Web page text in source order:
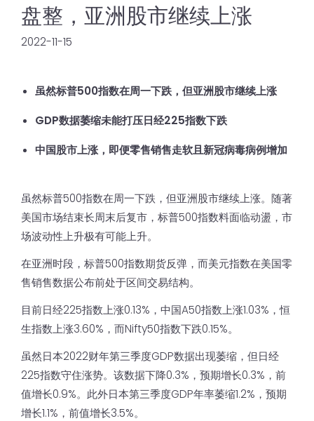
盘整，亚洲股市继续上涨
2022-11-15
虽然标普500指数在周一下跌，但亚洲股市继续上涨
GDP数据萎缩未能打压日经225指数下跌
中国股市上涨，即便零售销售走软且新冠病毒病例增加
虽然标普500指数在周一下跌，但亚洲股市继续上涨。随著
美国市场结束长周末后复市，标普500指数料面临动盪，市
场波动性上升极有可能上升。
在亚洲时段，标普500指数期货反弹，而美元指数在美国零
售销售数据公布前处于区间交易结构。
目前日经225指数上涨0.13%，中国A50指数上涨1.03%，恒
生指数上涨3.60%，而Nifty50指数下跌0.15%。
虽然日本2022财年第三季度GDP数据出现萎缩，但日经
225指数守住涨势。该数据下降0.3%，预期增长0.3%，前
值增长0.9%。此外日本第三季度GDP年率萎缩1.2%，预期
增长1.1%，前值增长3.5%。